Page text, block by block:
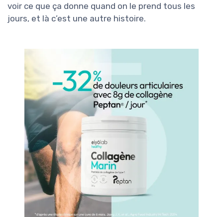
voir ce que ça donne quand on le prend tous les
jours, et là c’est une autre histoire.